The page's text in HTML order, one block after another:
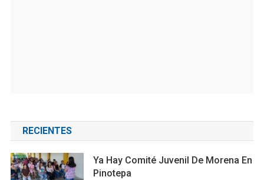
RECIENTES
Ya Hay Comité Juvenil De Morena En
Pinotepa